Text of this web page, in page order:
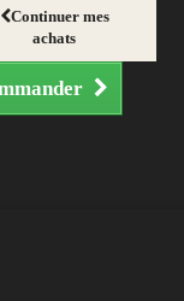
Continuer mes
achats